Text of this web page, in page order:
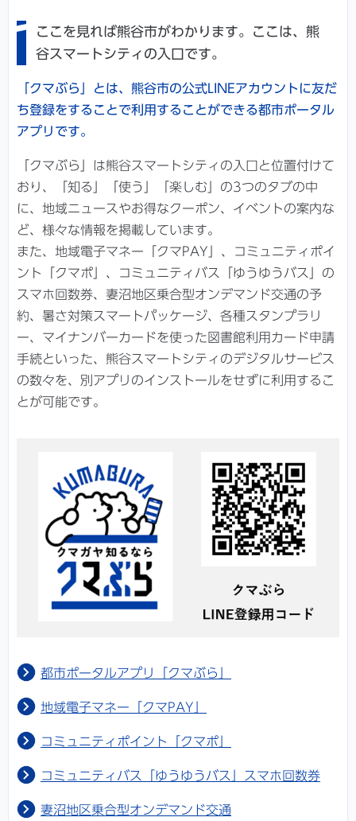
ここを見れば熊谷市がわかります。ここは、熊
谷スマートシティの入口です。
「クマぶら」とは、熊谷市の公式LINEアカウントに友だ
ち登録をすることで利用することができる都市ポータル
アプリです。
「クマぶら」は熊谷スマートシティの入口と位置付けて
おり、「知る」「使う」「楽しむ」の3つのタブの中
に、地域ニュースやお得なクーポン、イベントの案内な
ど、様々な情報を掲載しています。
また、地域電子マネー「クマPAY」、コミュニティポイ
ント「クマポ」、コミュニティバス「ゆうゆうバス」の
スマホ回数券、妻沼地区乗合型オンデマンド交通の予
約、暑さ対策スマートパッケージ、各種スタンプラリ
ー、マイナンバーカードを使った図書館利用カード申請
手続といった、熊谷スマートシティのデジタルサービス
の数々を、別アプリのインストールをせずに利用するこ
とが可能です。
都市ポータルアプリ「クマぶら」
地域電子マネー「クマPAY」
コミュニティポイント「クマポ」
コミュニティバス「ゆうゆうバス」スマホ回数券
妻沼地区乗合型オンデマンド交通